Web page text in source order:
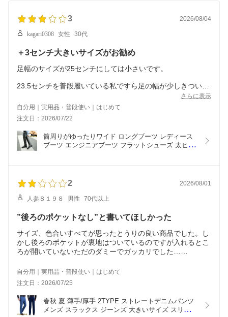
ル 黒 白 普段履き 歩きや
け おしゃれ
3 2026/08/04
kagari0308 女性 30代
＋3センチ大きいサイズがお勧め
足幅のサイズが25センチにしては小さいです。
23.5センチを普段履いている私ですら足の幅が少しきつい感
筒幅とふくらはぎの部分が細いので自分のいつものサイズよ
りも
3センチほど大きいブーツを買った方が余裕があり丁度よい
かもしれません。
さらに表示
自分用｜実用品・普段使い｜はじめて
注文日：2026/07/22
筒周りがゆったりワイド ロングブーツ レディース
ブーツ エンジニアブーツ フラットシューズ 太ヒー
2 2026/08/01
人参８１９８ 男性 70代以上
”後ろのポケットなし”と書いてほしかった
サイズ、色合いすべてが思ったとうりの良い商品でした。し
かし後ろのポケットが裏地はついているのですが入れるとこ
ろが開いていないただのダミーでガッカリでした……
自分用｜実用品・普段使い｜はじめて
注文日：2026/07/25
春秋 夏 薄手/厚手 2TYPE ストレートデニムパンツ
メンズ スラックス ジーンズ 大きいサイズ スリムロ